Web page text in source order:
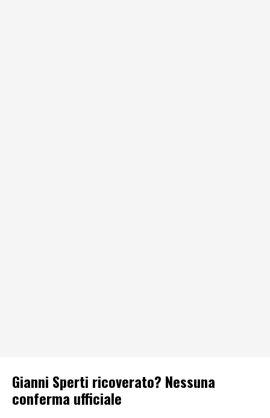
Gianni Sperti ricoverato? Nessuna
conferma ufficiale